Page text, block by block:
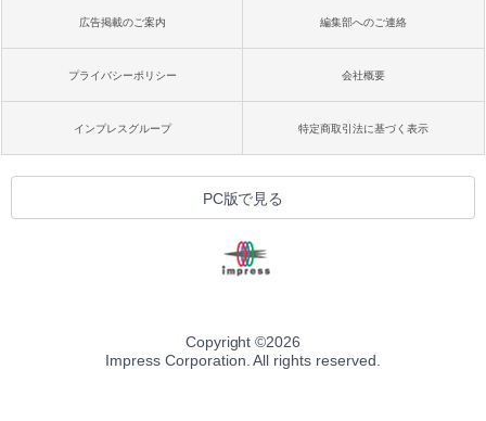
広告掲載のご案内 編集部へのご連絡
プライバシーポリシー 会社概要
インプレスグループ 特定商取引法に基づく表示
PC版で見る
Copyright ©2026
Impress Corporation. All rights reserved.